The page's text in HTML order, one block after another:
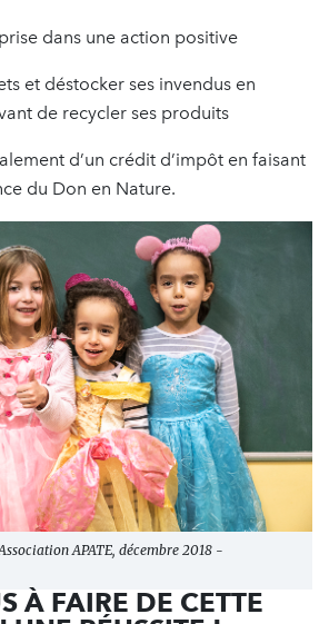
dans une action positive
et déstocker ses invendus en
de recycler ses produits
d’un crédit d’impôt en faisant
du Don en Nature.
APATE, décembre 2018 -
À FAIRE DE CETTE